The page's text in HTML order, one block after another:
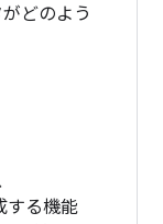
どのよう
する機能